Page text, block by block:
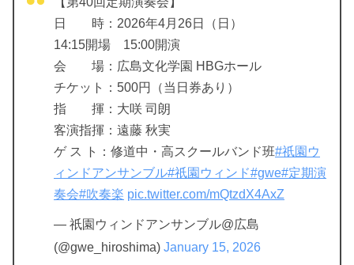
日 時：2026年4月26日（日）
14:15開場 15:00開演
会 場：広島文化学園 HBGホール
チケット：500円（当日券あり）
指 揮：大咲 司朗
客演指揮：遠藤 秋実
ゲ ス ト：修道中・高スクールバンド班#祇園ウ
ィンドアンサンブル#祇園ウィンド#gwe#定期演
奏会#吹奏楽 pic.twitter.com/mQtzdX4AxZ
— 祇園ウィンドアンサンブル@広島
(@gwe_hiroshima) January 15, 2026